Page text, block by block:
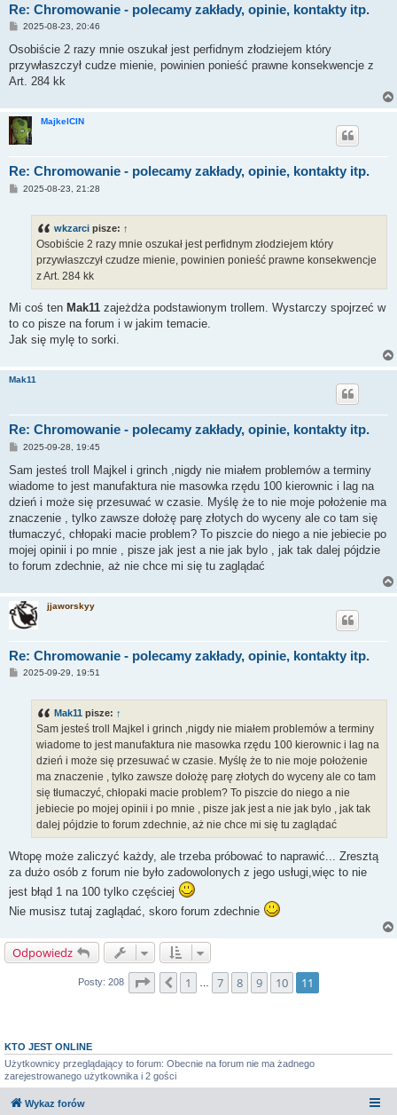
Re: Chromowanie - polecamy zakłady, opinie, kontakty itp.
P
s
2025-08-23, 20:46
Osobiście 2 razy mnie oszukał jest perfidnym złodziejem który
przywłaszczył cudze mienie, powinien ponieść prawne konsekwencje z
Art. 284 kk
MajkelCIN
Re: Chromowanie - polecamy zakłady, opinie, kontakty itp.
P2025-08-23, 21:28
wkzarci pisze: ↑
Osobiście 2 razy mnie oszukał jest perfidnym złodziejem który
przywłaszczył czudze mienie, powinien ponieść prawne konsekwencje
z Art. 284 kk
Mi coś ten Mak11 zajeżdża podstawionym trollem. Wystarczy spojrzeć w
to co pisze na forum i w jakim temacie.
Jak się mylę to sorki.
Mak11
Re: Chromowanie - polecamy zakłady, opinie, kontakty itp.
P
s
2025-09-28, 19:45
Sam jesteś troll Majkel i grinch ,nigdy nie miałem problemów a terminy
wiadome to jest manufaktura nie masowka rzędu 100 kierownic i lag na
dzień i może się przesuwać w czasie. Myślę że to nie moje położenie ma
znaczenie , tylko zawsze dołożę parę złotych do wyceny ale co tam się
tłumaczyć, chłopaki macie problem? To piszcie do niego a nie jebiecie po
mojej opinii i po mnie , pisze jak jest a nie jak bylo , jak tak dalej pójdzie
to forum zdechnie, aż nie chce mi się tu zaglądać
jjaworskyy
Re: Chromowanie - polecamy zakłady, opinie, kontakty itp.
P2025-09-29, 19:51
Mak11 pisze: ↑
Sam jesteś troll Majkel i grinch ,nigdy nie miałem problemów a terminy
wiadome to jest manufaktura nie masowka rzędu 100 kierownic i lag na
dzień i może się przesuwać w czasie. Myślę że to nie moje położenie
ma znaczenie , tylko zawsze dołożę parę złotych do wyceny ale co tam
się tłumaczyć, chłopaki macie problem? To piszcie do niego a nie
jebiecie po mojej opinii i po mnie , pisze jak jest a nie jak bylo , jak tak
dalej pójdzie to forum zdechnie, aż nie chce mi się tu zaglądać
Wtopę może zaliczyć każdy, ale trzeba próbować to naprawić... Zresztą
za dużo osób z forum nie było zadowolonych z jego usługi,więc to nie
jest błąd 1 na 100 tylko częściej
Nie musisz tutaj zaglądać, skoro forum zdechnie
Odpowiedz
Posty: 208 Strona11z 11
Poprzednia
1 7 8 9 10 11
KTO JEST ONLINE
Użytkownicy przeglądający to forum: Obecnie na forum nie ma żadnego
zarejestrowanego użytkownika i 2 gości
Wykaz forów